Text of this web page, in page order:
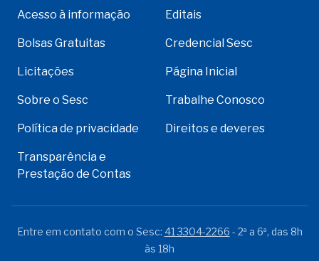
Acesso à informação Editais
Bolsas Gratuitas Credencial Sesc
Licitações Página Inicial
Sobre o Sesc Trabalhe Conosco
Política de privacidade Direitos e deveres
Transparência e
Prestação de Contas
Entre em contato com o Sesc: 41 3304-2266 - 2ª a 6ª, das 8h
às 18h